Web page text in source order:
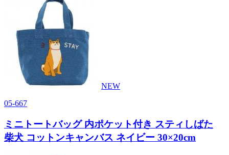
NEW
05-667
ミニトートバッグ 内ポケット付き スティしばた
柴犬 コットンキャンバス ネイビー 30×20cm